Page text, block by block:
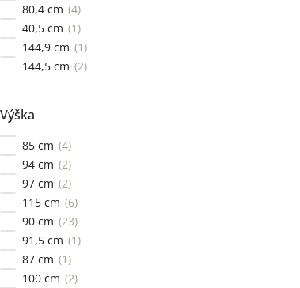
80,4 cm 4
40,5 cm
1
144,9 cm
1
144,5 cm
2
Výška
85 cm 4
94 cm
2
97 cm
2
115 cm
6
90 cm
23
91,5 cm
1
87 cm
1
100 cm
2